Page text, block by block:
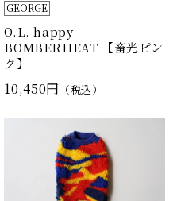
GEORGE
O.L. happy
BOMBERHEAT 【畜光ピン
ク】
10,450円 （税込）